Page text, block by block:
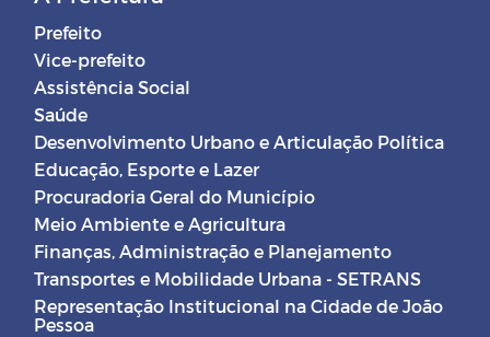
Prefeito
Vice-prefeito
Assistência Social
Saúde
Desenvolvimento Urbano e Articulação Política
Educação, Esporte e Lazer
Procuradoria Geral do Município
Meio Ambiente e Agricultura
Finanças, Administração e Planejamento
Transportes e Mobilidade Urbana - SETRANS
Representação Institucional na Cidade de João
Pessoa